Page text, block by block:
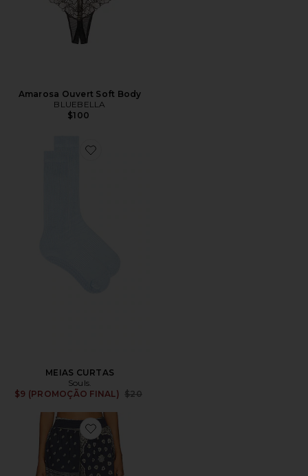
Amarosa Ouvert Soft Body
BLUEBELLA
$100
Favorite MEIAS CURTAS
MEIAS CURTAS
Souls.
$9 (PROMOÇÃO FINAL) Previous price:
$20
Favorite The Smocked Sleep Short